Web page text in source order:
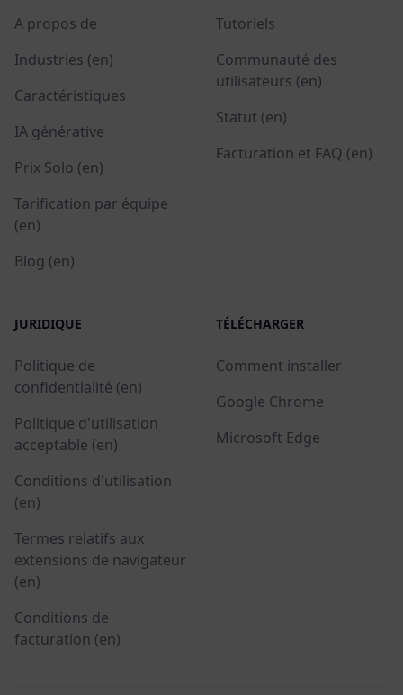
A propos de
Industries (en)
Caractéristiques
IA générative
Prix Solo (en)
Tarification par équipe
(en)
Blog (en)
Tutoriels
Communauté des
utilisateurs (en)
Statut (en)
Facturation et FAQ (en)
JURIDIQUE
Politique de
confidentialité (en)
Politique d'utilisation
acceptable (en)
Conditions d'utilisation
(en)
Termes relatifs aux
extensions de navigateur
(en)
Conditions de
facturation (en)
TÉLÉCHARGER
Comment installer
Google Chrome
Microsoft Edge